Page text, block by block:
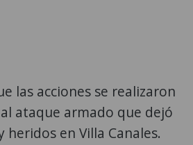
las acciones se realizaron
ataque armado que dejó
en Villa Canales.